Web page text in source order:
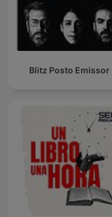
Blitz Posto Emissor